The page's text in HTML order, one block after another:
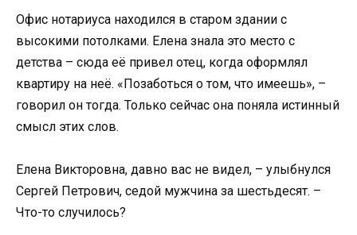
Офис нотариуса находился в старом здании с
высокими потолками. Елена знала это место с
детства – сюда её привел отец, когда оформлял
квартиру на неё. «Позаботься о том, что имеешь», –
говорил он тогда. Только сейчас она поняла истинный
смысл этих слов.
Елена Викторовна, давно вас не видел, – улыбнулся
Сергей Петрович, седой мужчина за шестьдесят. –
Что-то случилось?